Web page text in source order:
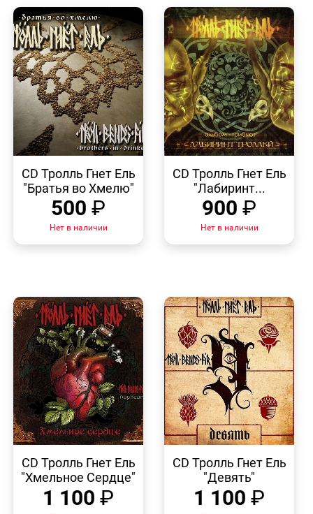
ПРОСМОТР
CD Тролль Гнет Ель
"Братья во Хмелю"
500 ₽
Нет в наличии
ПРОСМОТР
CD Тролль Гнет Ель
"Лабиринт...
900 ₽
Нет в наличии
ПРОСМОТР
CD Тролль Гнет Ель
"Хмельное Сердце"
1 100 ₽
ПРОСМОТР
CD Тролль Гнет Ель
"Девять"
1 100 ₽